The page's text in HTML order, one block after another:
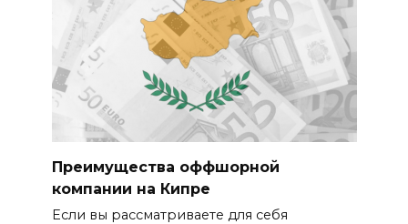
Преимущества оффшорной
компании на Кипре
Если вы рассматриваете для себя